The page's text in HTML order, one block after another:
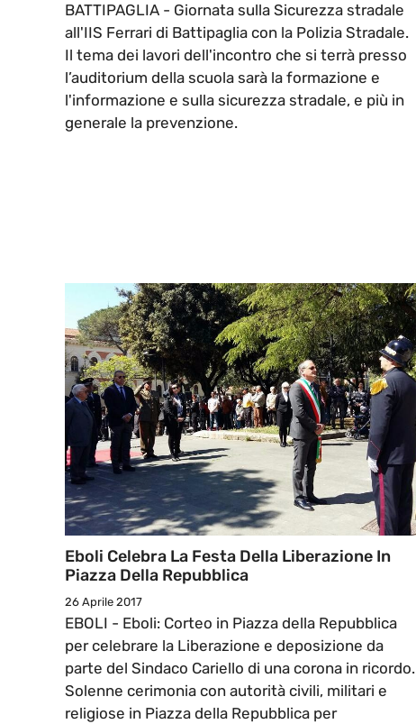
BATTIPAGLIA - Giornata sulla Sicurezza stradale
all'IIS Ferrari di Battipaglia con la Polizia Stradale.
Il tema dei lavori dell'incontro che si terrà presso
l’auditorium della scuola sarà la formazione e
l'informazione e sulla sicurezza stradale, e più in
generale la prevenzione.
Eboli Celebra La Festa Della Liberazione In
Piazza Della Repubblica
26 Aprile 2017
EBOLI - Eboli: Corteo in Piazza della Repubblica
per celebrare la Liberazione e deposizione da
parte del Sindaco Cariello di una corona in ricordo.
Solenne cerimonia con autorità civili, militari e
religiose in Piazza della Repubblica per